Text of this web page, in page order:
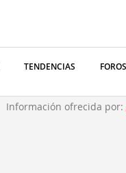
TENDENCIAS FOROS
Información ofrecida por: